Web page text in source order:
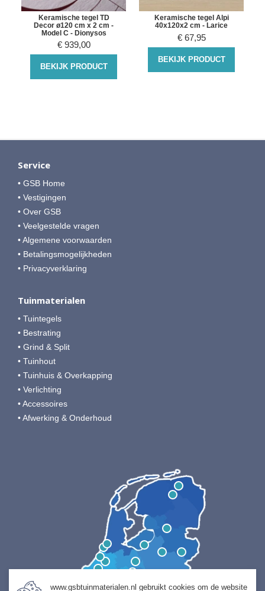
Keramische tegel TD
Decor ø120 cm x 2 cm -
Model C - Dionysos
€ 939,00
BEKIJK PRODUCT
Keramische tegel Alpi
40x120x2 cm - Larice
€ 67,95
BEKIJK PRODUCT
Service
• GSB Home
• Vestigingen
• Over GSB
• Veelgestelde vragen
• Algemene voorwaarden
• Betalingsmogelijkheden
• Privacyverklaring
Tuinmaterialen
• Tuintegels
• Bestrating
• Grind & Split
• Tuinhout
• Tuinhuis & Overkapping
• Verlichting
• Accessoires
• Afwerking & Onderhoud
www.gsbtuinmaterialen.nl gebruikt cookies om de website